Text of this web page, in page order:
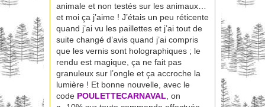
animale et non testés sur les animaux…
et moi ça j’aime ! J’étais un peu réticente
quand j’ai vu les paillettes et j’ai tout de
suite changé d’avis quand j’ai compris
que les vernis sont holographiques ; le
rendu est magique, ça ne fait pas
granuleux sur l’ongle et ça accroche la
lumière ! Et bonne nouvelle, avec le
code POULETTECARNAVAL , on